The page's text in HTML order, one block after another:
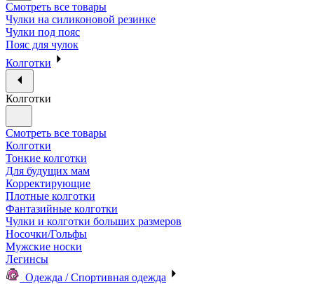
Смотреть все товары
Чулки на силиконовой резинке
Чулки под пояс
Пояс для чулок
Колготки
Колготки
Смотреть все товары
Колготки
Тонкие колготки
Для будущих мам
Корректирующие
Плотные колготки
Фантазийные колготки
Чулки и колготки больших размеров
Носочки/Гольфы
Мужские носки
Легинсы
Одежда / Спортивная одежда